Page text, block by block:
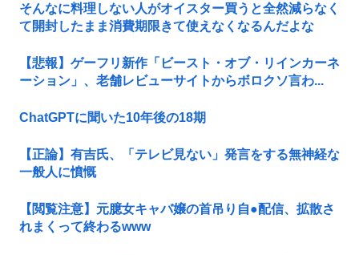
そんなに料理しない人がオイスター買うと全然減らなく
て開封したまま消費期限きて使えなくなるんだよな
【悲報】ゲーフリ新作「ビースト・オブ・リインカーネ
ーション」、老舗レビューサイトからボロクソ言わ...
ChatGPTに聞いた10年後の18期
【正論】有吉氏、「テレビ見ない」発言をする無神経な
一般人に憤慨
【閲覧注意】元臆女キャバ嬢の首吊り自●配信、拡散さ
れまくって終わるwww